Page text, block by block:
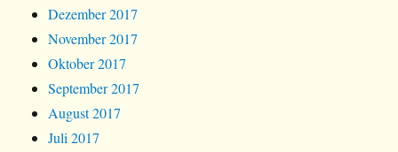
Dezember 2017
November 2017
Oktober 2017
September 2017
August 2017
Juli 2017